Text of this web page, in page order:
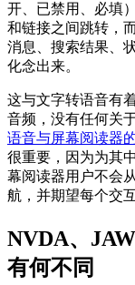
开、已禁用、必填
和链接之间跳转，
消息、搜索结果、
化念出来。
这与文字转语音有
音频，没有任何关
语音与屏幕阅读器
很重要，因为为其
幕阅读器用户不会
航，并期望每个交
NVDA、
有何不同